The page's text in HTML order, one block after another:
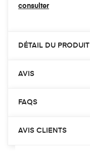
consulter
DÉTAIL DU PRODUIT
AVIS
FAQS
AVIS CLIENTS